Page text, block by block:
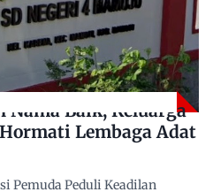
Nama Baik, Keluarga
Lembaga Adat
Pemuda Peduli Keadilan